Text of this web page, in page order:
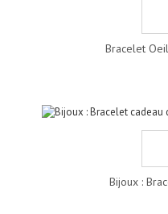
Bracelet
Bijoux :